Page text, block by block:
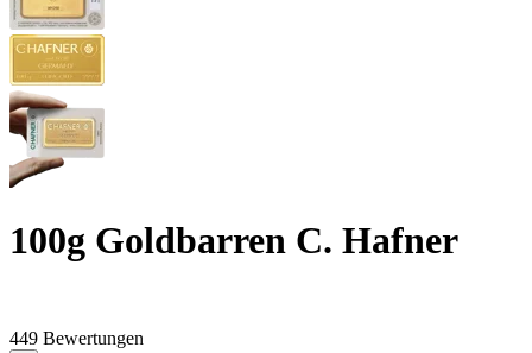
100g Goldbarren C. Hafner
449 Bewertungen